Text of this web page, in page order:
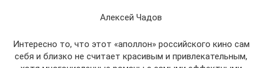
Алексей Чадов
Интересно то, что этот «аполлон» российского кино сам
себя и близко не считает красивым и привлекательным,